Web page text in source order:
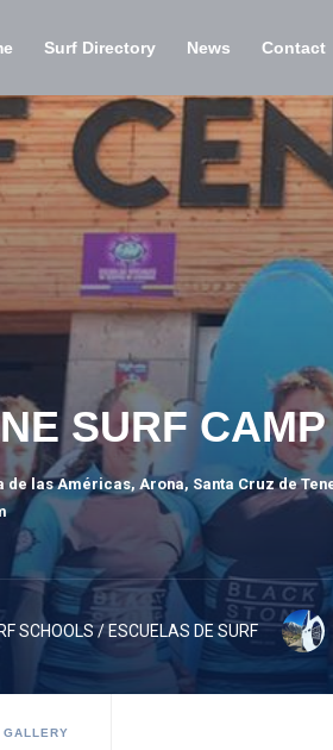
Surf Directory News Contact
SURF
las Américas, Arona, Santa Cruz de
SCHOOLS / ESCUELAS DE SURF
GALLERY